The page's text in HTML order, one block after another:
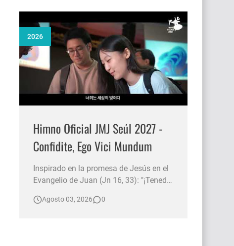
2026
Himno Oficial JMJ Seúl 2027 -
Confidite, Ego Vici Mundum
Inspirado en la promesa de Jesús en el
Evangelio de Juan (Jn 16, 33): "¡Tened
himno invita a renovar la fe y la
Agosto 03, 2026 0